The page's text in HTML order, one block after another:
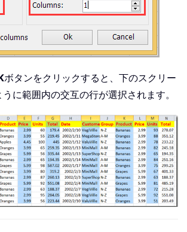
ボタンをクリックすると、下のスクリー
に範囲内の交互の行が選択されます。